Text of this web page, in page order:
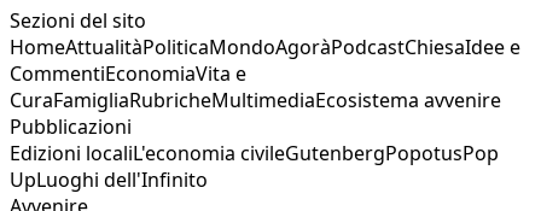
Sezioni del sito
HomeAttualitàPoliticaMondoAgoràPodcastChiesaIdee e
CommentiEconomiaVita e
CuraFamigliaRubricheMultimediaEcosistema avvenire
Pubblicazioni
Edizioni localiL'economia civileGutenbergPopotusPop
UpLuoghi dell'Infinito